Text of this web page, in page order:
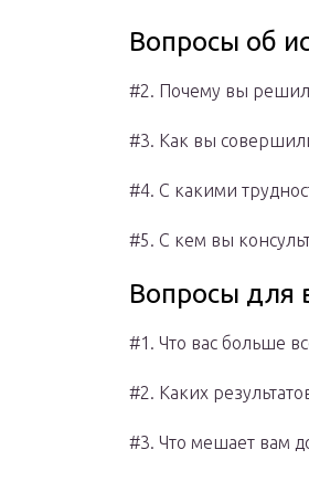
Вопросы об
#2. Почему вы
#3. Как вы
#4. С какими
#5. С кем вы
Вопросы для
#1. Что вас больше
#2. Каких
#3. Что мешает вам